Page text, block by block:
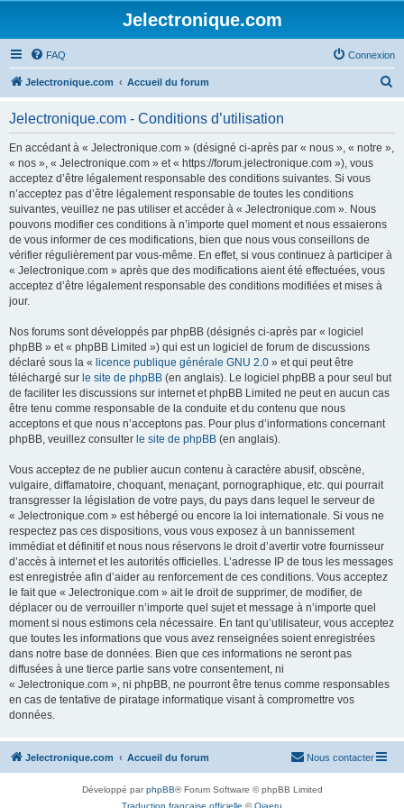
Jelectronique.com
FAQ Connexion
Jelectronique.com Accueil du forum
Jelectronique.com - Conditions d’utilisation
En accédant à « Jelectronique.com » (désigné ci-après par « nous », « notre »,
« nos », « Jelectronique.com » et « https://forum.jelectronique.com »), vous
acceptez d’être légalement responsable des conditions suivantes. Si vous
n’acceptez pas d’être légalement responsable de toutes les conditions
suivantes, veuillez ne pas utiliser et accéder à « Jelectronique.com ». Nous
pouvons modifier ces conditions à n’importe quel moment et nous essaierons
de vous informer de ces modifications, bien que nous vous conseillons de
vérifier régulièrement par vous-même. En effet, si vous continuez à participer à
« Jelectronique.com » après que des modifications aient été effectuées, vous
acceptez d’être légalement responsable des conditions modifiées et mises à
jour.
Nos forums sont développés par phpBB (désignés ci-après par « logiciel
phpBB » et « phpBB Limited ») qui est un logiciel de forum de discussions
déclaré sous la « licence publique générale GNU 2.0 » et qui peut être
téléchargé sur le site de phpBB (en anglais). Le logiciel phpBB a pour seul but
de faciliter les discussions sur internet et phpBB Limited ne peut en aucun cas
être tenu comme responsable de la conduite et du contenu que nous
acceptons et que nous n’acceptons pas. Pour plus d’informations concernant
phpBB, veuillez consulter le site de phpBB (en anglais).
Vous acceptez de ne publier aucun contenu à caractère abusif, obscène,
vulgaire, diffamatoire, choquant, menaçant, pornographique, etc. qui pourrait
transgresser la législation de votre pays, du pays dans lequel le serveur de
« Jelectronique.com » est hébergé ou encore la loi internationale. Si vous ne
respectez pas ces dispositions, vous vous exposez à un bannissement
immédiat et définitif et nous nous réservons le droit d’avertir votre fournisseur
d’accès à internet et les autorités officielles. L’adresse IP de tous les messages
est enregistrée afin d’aider au renforcement de ces conditions. Vous acceptez
le fait que « Jelectronique.com » ait le droit de supprimer, de modifier, de
déplacer ou de verrouiller n’importe quel sujet et message à n’importe quel
moment si nous estimons cela nécessaire. En tant qu’utilisateur, vous acceptez
que toutes les informations que vous avez renseignées soient enregistrées
dans notre base de données. Bien que ces informations ne seront pas
diffusées à une tierce partie sans votre consentement, ni
« Jelectronique.com », ni phpBB, ne pourront être tenus comme responsables
en cas de tentative de piratage informatique visant à compromettre vos
données.
Jelectronique.com Accueil du forum Nous contacter
Développé parphpBB® Forum Software © phpBB Limited
Traduction française officielle ©Qiaeru